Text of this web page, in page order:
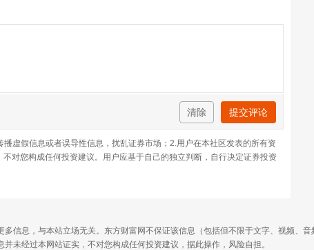
清除 提交评论
虚假信息或者误导性信息，扰乱证券市场；2.用户在本社区发表的所有资
对您构成任何投资建议。用户应基于自己的独立判断，自行决定证券投资
信息，与本站立场无关。东方财富网不保证该信息（包括但不限于文字、视频、
未经过本网站证实，不对您构成任何投资建议，据此操作，风险自担。